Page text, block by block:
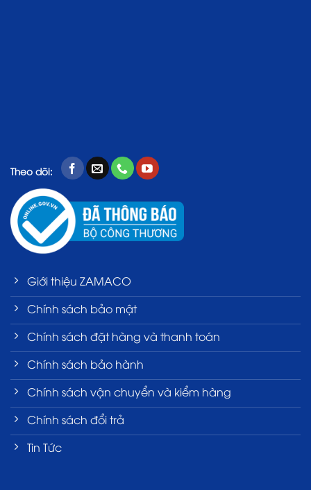
Theo dõi:
Giới thiệu ZAMACO
Chính sách bảo mật
Chính sách đặt hàng và thanh toán
Chính sách bảo hành
Chính sách vận chuyển và kiểm hàng
Chính sách đổi trả
Tin Tức